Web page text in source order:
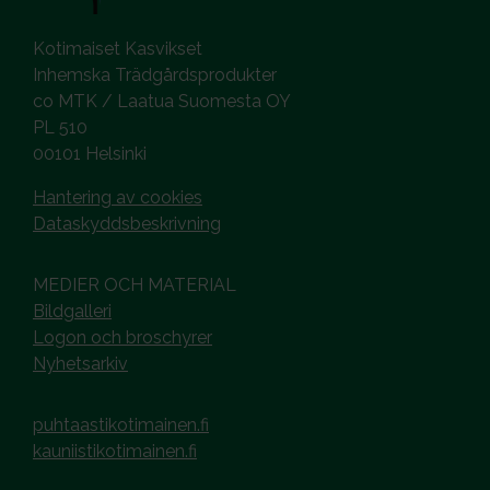
Kotimaiset Kasvikset
Inhemska Trädgårdsprodukter
co MTK / Laatua Suomesta OY
PL 510
00101 Helsinki
Hantering av cookies
Dataskyddsbeskrivning
MEDIER OCH MATERIAL
Bildgalleri
Logon och broschyrer
Nyhetsarkiv
puhtaastikotimainen.fi
kauniistikotimainen.fi